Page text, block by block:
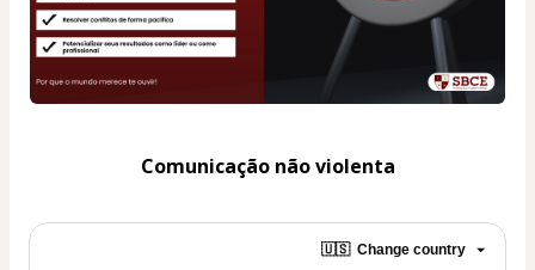
Comunicação não violenta
🇺🇸 Change country